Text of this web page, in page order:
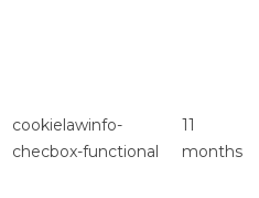
cookielawinfo-
checbox-functional
11
months